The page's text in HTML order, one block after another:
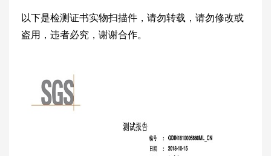
以下是检测证书实物扫描件，请勿转载，请勿修改或
盗用，违者必究，谢谢合作。